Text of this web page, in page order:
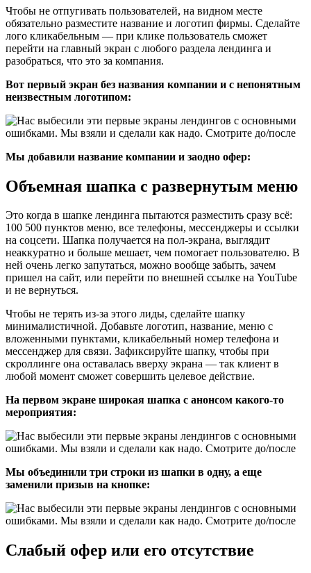
Чтобы не отпугивать пользователей, на видном месте
обязательно разместите название и логотип фирмы. Сделайте
лого кликабельным — при клике пользователь сможет
перейти на главный экран с любого раздела лендинга и
разобраться, что это за компания.
Вот первый экран без названия компании и с непонятным
неизвестным логотипом:
Мы добавили название компании и заодно офер:
Объемная шапка с развернутым меню
Это когда в шапке лендинга пытаются разместить сразу всё:
100 500 пунктов меню, все телефоны, мессенджеры и ссылки
на соцсети. Шапка получается на пол-экрана, выглядит
неаккуратно и больше мешает, чем помогает пользователю. В
ней очень легко запутаться, можно вообще забыть, зачем
пришел на сайт, или перейти по внешней ссылке на YouTube
и не вернуться.
Чтобы не терять из-за этого лиды, сделайте шапку
минималистичной. Добавьте логотип, название, меню с
вложенными пунктами, кликабельный номер телефона и
мессенджер для связи. Зафиксируйте шапку, чтобы при
скроллинге она оставалась вверху экрана — так клиент в
любой момент сможет совершить целевое действие.
На первом экране широкая шапка с анонсом какого-то
мероприятия:
Мы объединили три строки из шапки в одну, а еще
заменили призыв на кнопке:
Слабый офер или его отсутствие